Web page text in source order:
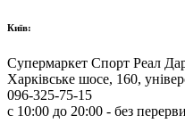
Київ:
Супермаркет Спорт Реал
Харківське шосе, 160,
096-325-75-15
с 10:00 до 20:00 - без